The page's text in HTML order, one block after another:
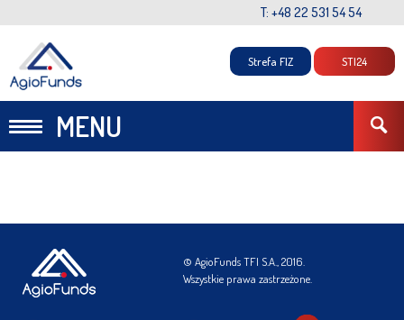
T: +48 22 531 54 54
MENU
Strefa FIZ STI24
© AgioFunds TFI S.A., 2016.
Wszystkie prawa zastrzeżone.